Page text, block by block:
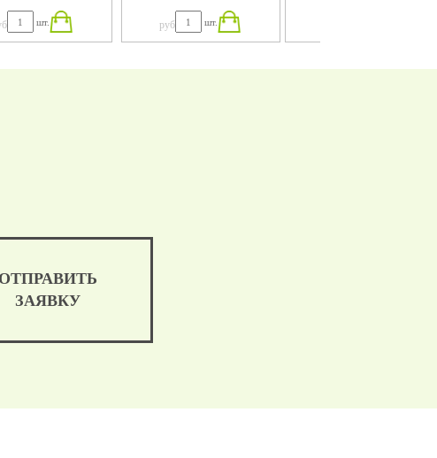
КАНАЛОМ
145X75X3.6
шт.
КАБЕЛЬ-КАНАЛОМ
125X75X3.6
руб шт.
ОТПРАВИТЬ
ЗАЯВКУ